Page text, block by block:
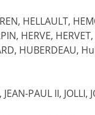
HELLAULT,
HERVE,
HUBERDEAU,
PAUL II, JOLLI,